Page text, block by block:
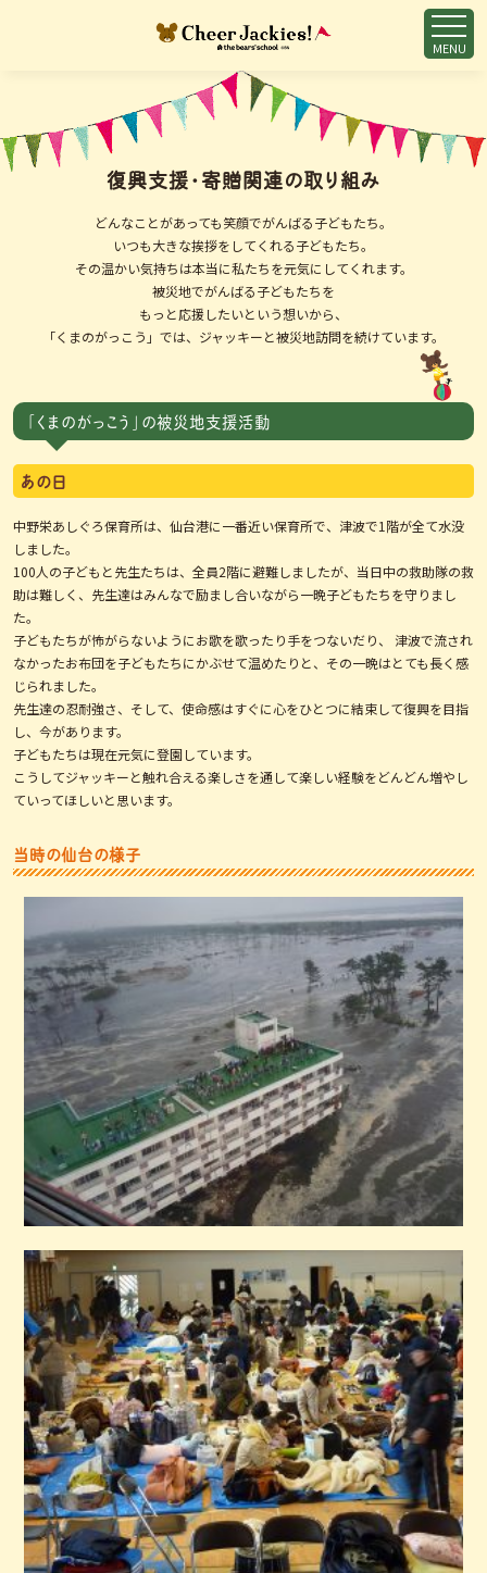
MENU
復興支援・寄贈関連の取り組み
どんなことがあっても笑顔でがんばる子どもたち。
いつも大きな挨拶をしてくれる子どもたち。
その温かい気持ちは本当に私たちを元気にしてくれます。
被災地でがんばる子どもたちを
もっと応援したいという想いから、
「くまのがっこう」では、ジャッキーと被災地訪問を続けています。
「くまのがっこう」の被災地支援活動
あの日
中野栄あしぐろ保育所は、仙台港に一番近い保育所で、津波で1階が全て水没
しました。
100人の子どもと先生たちは、全員2階に避難しましたが、当日中の救助隊の救
助は難しく、先生達はみんなで励まし合いながら一晩子どもたちを守りまし
た。
子どもたちが怖がらないようにお歌を歌ったり手をつないだり、 津波で流され
なかったお布団を子どもたちにかぶせて温めたりと、その一晩はとても長く感
じられました。
先生達の忍耐強さ、そして、使命感はすぐに心をひとつに結束して復興を目指
し、今があります。
子どもたちは現在元気に登園しています。
こうしてジャッキーと触れ合える楽しさを通して楽しい経験をどんどん増やし
ていってほしいと思います。
当時の仙台の様子